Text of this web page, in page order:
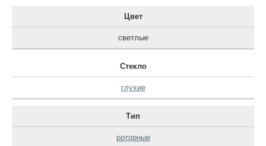
Цвет
светлые
Стекло
глухие
Тип
роторные